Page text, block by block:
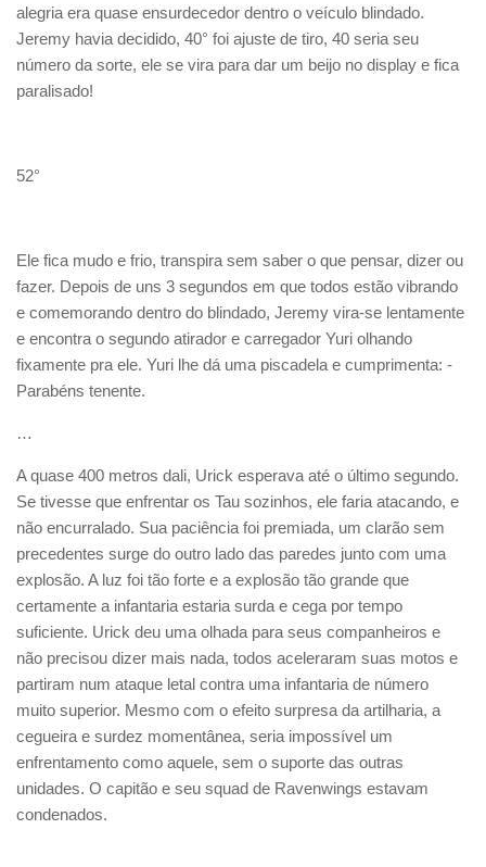
alegria era quase ensurdecedor dentro o veículo blindado.
Jeremy havia decidido, 40° foi ajuste de tiro, 40 seria seu
número da sorte, ele se vira para dar um beijo no display e fica
paralisado!
52°
Ele fica mudo e frio, transpira sem saber o que pensar, dizer ou
fazer. Depois de uns 3 segundos em que todos estão vibrando
e comemorando dentro do blindado, Jeremy vira-se lentamente
e encontra o segundo atirador e carregador Yuri olhando
fixamente pra ele. Yuri lhe dá uma piscadela e cumprimenta: -
Parabéns tenente.
…
A quase 400 metros dali, Urick esperava até o último segundo.
Se tivesse que enfrentar os Tau sozinhos, ele faria atacando, e
não encurralado. Sua paciência foi premiada, um clarão sem
precedentes surge do outro lado das paredes junto com uma
explosão. A luz foi tão forte e a explosão tão grande que
certamente a infantaria estaria surda e cega por tempo
suficiente. Urick deu uma olhada para seus companheiros e
não precisou dizer mais nada, todos aceleraram suas motos e
partiram num ataque letal contra uma infantaria de número
muito superior. Mesmo com o efeito surpresa da artilharia, a
cegueira e surdez momentânea, seria impossível um
enfrentamento como aquele, sem o suporte das outras
unidades. O capitão e seu squad de Ravenwings estavam
condenados.